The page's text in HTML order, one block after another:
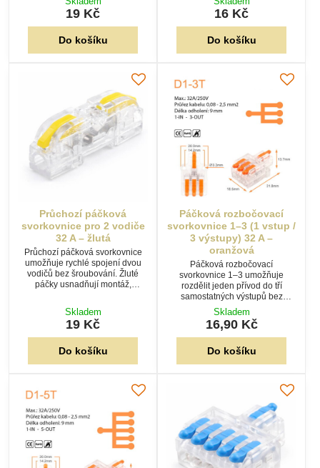
mechanickým poškozením i
náhodným dotykem.
19 Kč
Do košíku
montáž.
16 Kč
Do košíku
Průchozí páčková
svorkovnice pro 2 vodiče
32 A – žlutá
Průchozí páčková svorkovnice
umožňuje rychlé spojení dvou
vodičů bez šroubování. Žluté
páčky usnadňují montáž,
vodičů.
Skladem
19 Kč
Do košíku
Páčková rozbočovací
svorkovnice 1–3 (1 vstup /
3 výstupy) 32 A –
oranžová
Páčková rozbočovací
svorkovnice 1–3 umožňuje
rozdělit jeden přívod do tří
samostatných výstupů bez
šroubování. Transparentní tělo
usnadňuje kontrolu zapojení a
páčky zajišťují rychlou montáž.
Skladem
16,90 Kč
Do košíku